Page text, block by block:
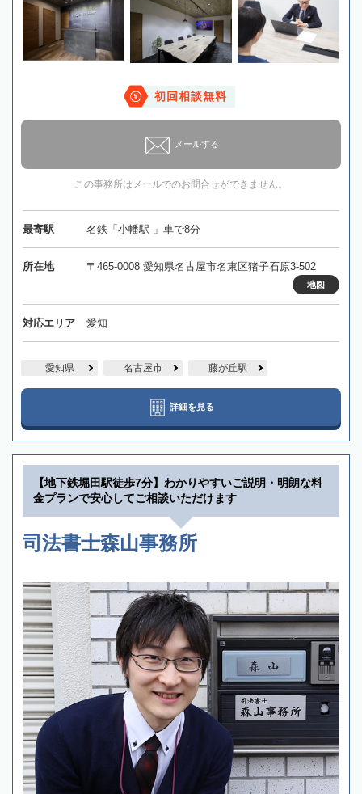
初回相談無料
メールする
この事務所はメールでのお問合せができません。
最寄駅 名鉄「小幡駅 」車で8分
所在地 〒465-0008 愛知県名古屋市名東区猪子石原3-502
地図
対応エリア 愛知
愛知県 名古屋市 藤が丘駅
詳細を見る
【地下鉄堀田駅徒歩7分】わかりやすいご説明・明朗な料
金プランで安心してご相談いただけます
司法書士森山事務所